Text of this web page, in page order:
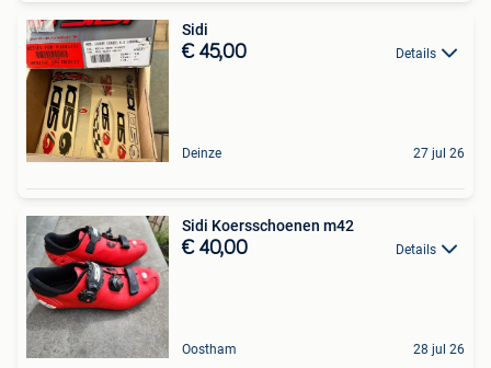
Sidi
€ 45,00 Details
Deinze 27 jul 26
Sidi Koersschoenen m42
€ 40,00 Details
Oostham 28 jul 26